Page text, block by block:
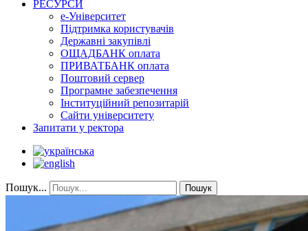
РЕСУРСИ
е-Університет
Підтримка користувачів
Державні закупівлі
ОЩАДБАНК оплата
ПРИВАТБАНК оплата
Поштовий сервер
Програмне забезпечення
Інституційний репозитарій
Сайти університету
Запитати у ректора
Пошук... Пошук